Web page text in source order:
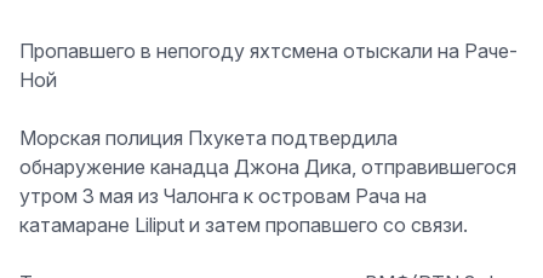
Пропавшего в непогоду яхтсмена отыскали на Раче-
Ной
Морская полиция Пхукета подтвердила
обнаружение канадца Джона Дика, отправившегося
утром 3 мая из Чалонга к островам Рача на
катамаране Liliput и затем пропавшего со связи.